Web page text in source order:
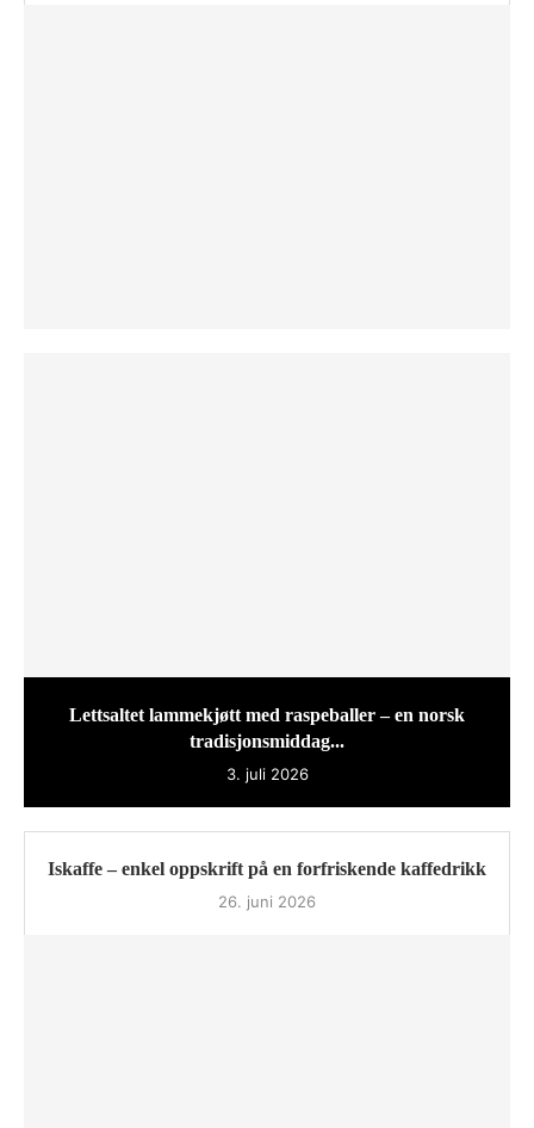
Lettsaltet lammekjøtt med raspeballer – en norsk
tradisjonsmiddag...
3. juli 2026
Iskaffe – enkel oppskrift på en forfriskende kaffedrikk
26. juni 2026